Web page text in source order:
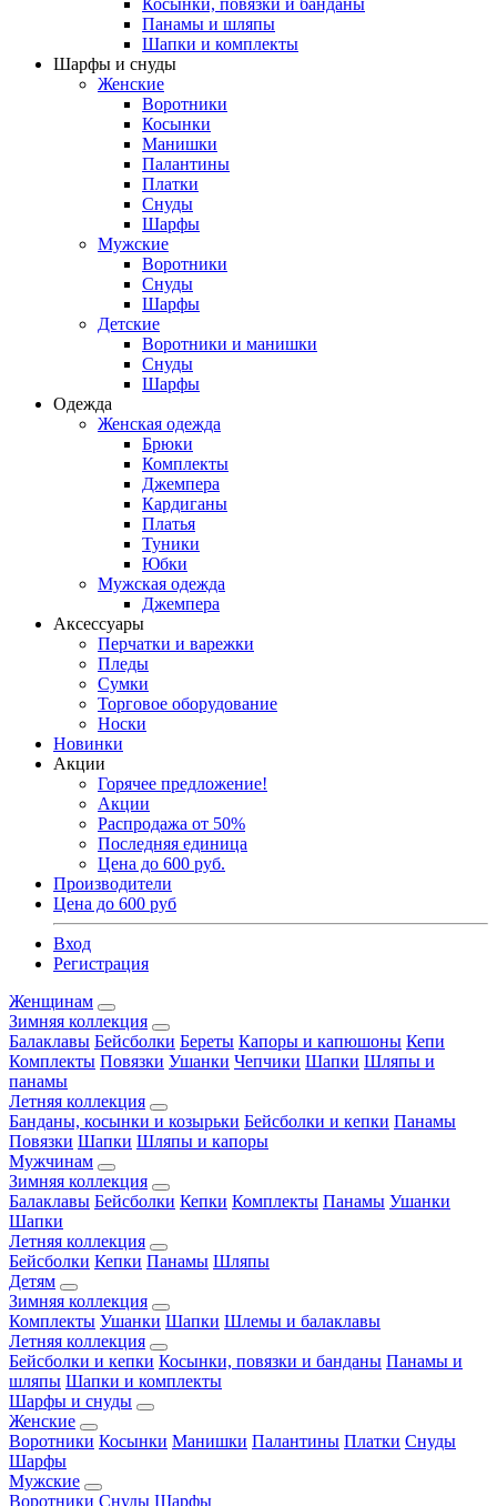
Косынки, повязки и банданы
Панамы и шляпы
Шапки и комплекты
Шарфы и снуды
Женские
Воротники
Косынки
Манишки
Палантины
Платки
Снуды
Шарфы
Мужские
Воротники
Снуды
Шарфы
Детские
Воротники и манишки
Снуды
Шарфы
Одежда
Женская одежда
Брюки
Комплекты
Джемпера
Кардиганы
Платья
Туники
Юбки
Мужская одежда
Джемпера
Аксессуары
Перчатки и варежки
Пледы
Сумки
Торговое оборудование
Носки
Новинки
Акции
Горячее предложение!
Акции
Распродажа от 50%
Последняя единица
Цена до 600 руб.
Производители
Цена до 600 руб
Вход
Регистрация
Женщинам
Зимняя коллекция
Балаклавы Бейсболки Береты Капоры и капюшоны Кепи
Комплекты Повязки Ушанки Чепчики Шапки Шляпы и
панамы
Летняя коллекция
Банданы, косынки и козырьки Бейсболки и кепки Панамы
Повязки Шапки Шляпы и капоры
Мужчинам
Зимняя коллекция
Балаклавы Бейсболки Кепки Комплекты Панамы Ушанки
Шапки
Летняя коллекция
Бейсболки Кепки Панамы Шляпы
Детям
Зимняя коллекция
Комплекты Ушанки Шапки Шлемы и балаклавы
Летняя коллекция
Бейсболки и кепки Косынки, повязки и банданы Панамы и
шляпы Шапки и комплекты
Шарфы и снуды
Женские
Воротники Косынки Манишки Палантины Платки Снуды
Шарфы
Мужские
Воротники Снуды Шарфы